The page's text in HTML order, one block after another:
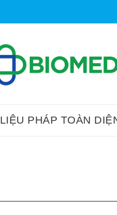
LIỆU PHÁP TOÀN